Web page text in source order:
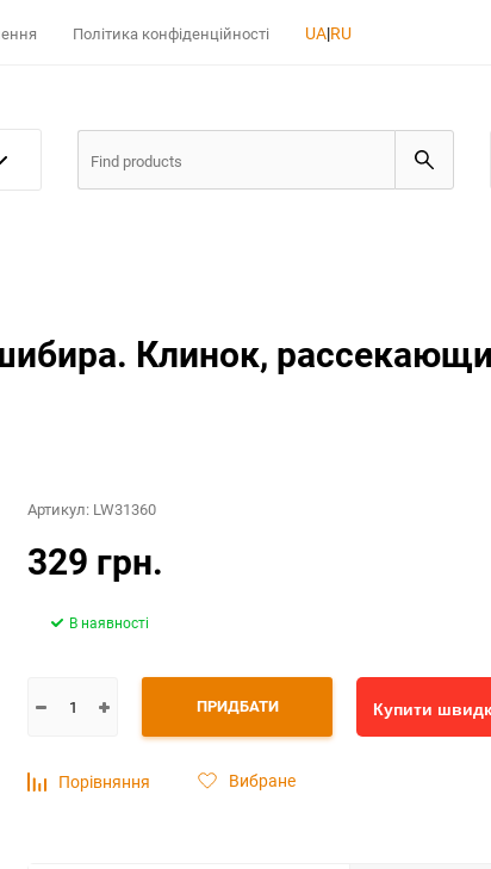
Політика конфіденційності UA|RU
Клинок,
Артикул: LW31360
329 грн.
ПРИДБАТИ Купити
В наявності
Порівняння Вибране